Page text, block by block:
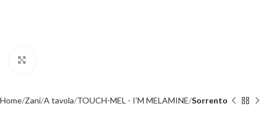
Home Zani A tavola TOUCH-MEL - I’M MELAMINE Sorrento